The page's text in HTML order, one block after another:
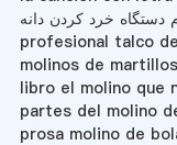
دستگاه خرد کردن دانه
profesional talco
molinos de
libro el molino que
partes del molino
prosa molino de